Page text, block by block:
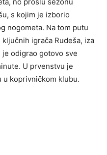
s kojim je izborio
nogometa. Na tom putu
igrača Rudeša, iza
odigrao gotovo sve
U prvenstvu je
u koprivničkom klubu.